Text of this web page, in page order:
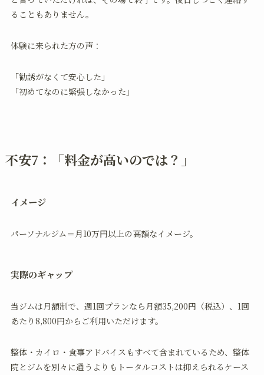
ることもありません。
体験に来られた方の声：
「勧誘がなくて安心した」
「初めてなのに緊張しなかった」
不安7：「料金が高いのでは？」
イメージ
パーソナルジム＝月10万円以上の高額なイメージ。
実際のギャップ
当ジムは月額制で、週1回プランなら月額35,200円（税込）、1回
あたり8,800円からご利用いただけます。
整体・カイロ・食事アドバイスもすべて含まれているため、整体
院とジムを別々に通うよりもトータルコストは抑えられるケース